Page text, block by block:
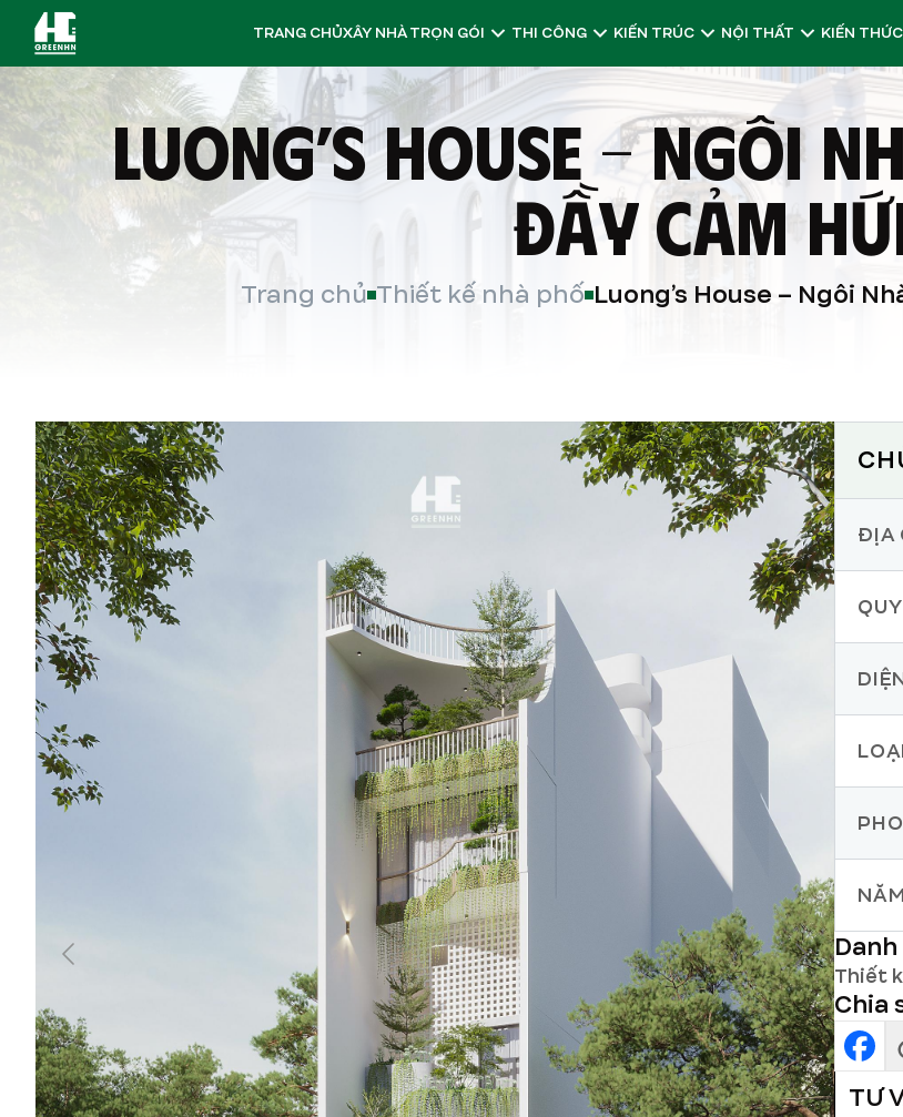
TRANG CHỦXÂY NHÀ TRỌN GÓI THI CÔNG KIẾN TRÚC NỘI THẤT KIẾN THỨC
LUONG’S HOUSE – NGÔI
ĐẦY CẢM
Trang chủ Thiết kế nhà phố Luong’s House – Ngôi
ĐỊA
Thiết
Chia
TƯ